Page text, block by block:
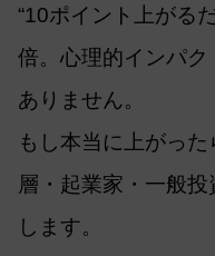
“10ポイント上がる
倍。心理的インパク
ありません。
もし本当に上がっ
層・起業家・一般
します。